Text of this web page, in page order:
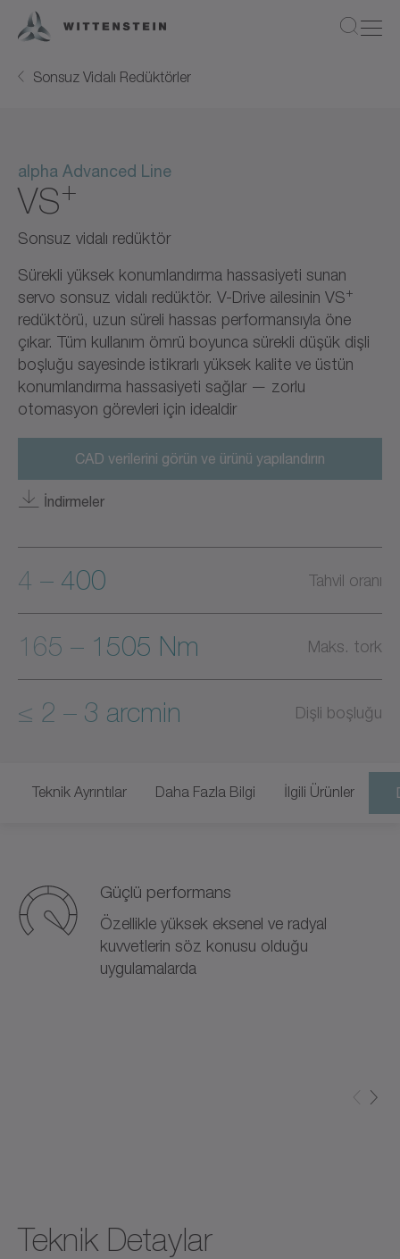
Sonsuz Vidalı Redüktörler
alpha Advanced Line
VS+
Sonsuz vidalı redüktör
Sürekli yüksek konumlandırma hassasiyeti sunan
servo sonsuz vidalı redüktör. V-Drive ailesinin VS+
redüktörü, uzun süreli hassas performansıyla öne
çıkar. Tüm kullanım ömrü boyunca sürekli düşük dişli
boşluğu sayesinde istikrarlı yüksek kalite ve üstün
konumlandırma hassasiyeti sağlar — zorlu
otomasyon görevleri için idealdir
CAD verilerini görün ve ürünü yapılandırın
İndirmeler
4 – 400 Tahvil oranı
165 – 1505 Nm Maks. tork
≤ 2 – 3 arcmin Dişli boşluğu
Teknik Ayrıntılar Daha Fazla Bilgi İlgili Ürünler
Güçlü performans
Özellikle yüksek eksenel ve radyal
kuvvetlerin söz konusu olduğu
uygulamalarda
Teknik Detaylar